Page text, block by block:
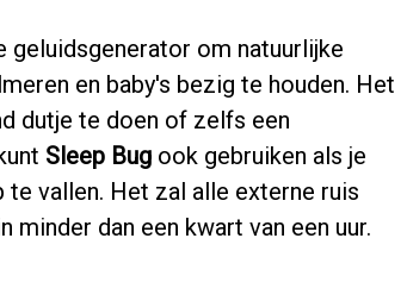
geluidsgenerator om natuurlijke
en baby's bezig te houden. Het
dutje te doen of zelfs een
Sleep Bugook gebruiken als je
vallen. Het zal alle externe ruis
dan een kwart van een uur.